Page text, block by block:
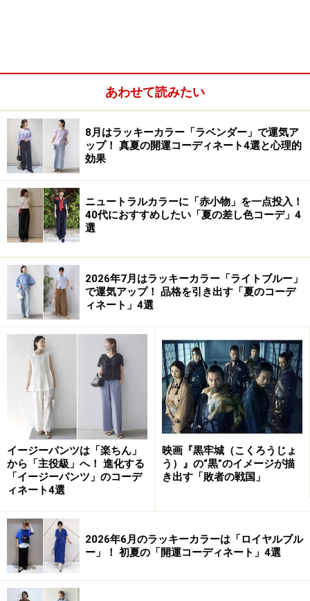
鮮やかで個性的なピンク色のファッション
も◎
出典：WEAR
ファッションはクールでシャープな色づかいのものがお
すすめ！ 白と黒のモノトーン配色も似合いますが、ハッ
とするような鮮やかで個性的な色を身につけると垢抜け
た印象になります。
この 写真のような、黒を基調にした鮮やかなマゼンタを
取り入れたコントラスト配色は、ブルベ冬タイプの洗練
された魅力を際立たせてくれます。
最初から診断する
あわせて読みたい
8月はラッキーカラー「ラベンダー」で運気ア
ップ！ 真夏の開運コーディネート4選と心理的
効果
ニュートラルカラーに「赤小物」を一点投入！
40代におすすめしたい「夏の差し色コーデ」4
選
2026年7月はラッキーカラー「ライトブルー」
で運気アップ！ 品格を引き出す「夏のコーデ
ィネート」4選
イージーパンツは「楽ちん」
から「主役級」へ！ 進化する
「イージーパンツ」のコーデ
ィネート4選
映画『黒牢城（こくろうじょ
う）』の“黒”のイメージが描
き出す「敗者の戦国」
2026年6月のラッキーカラーは「ロイヤルブル
ー」！ 初夏の「開運コーディネート」4選